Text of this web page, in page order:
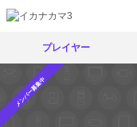
プレイヤー
メンバー募集中